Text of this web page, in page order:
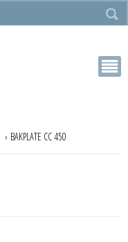
BAKPLATE CC 450